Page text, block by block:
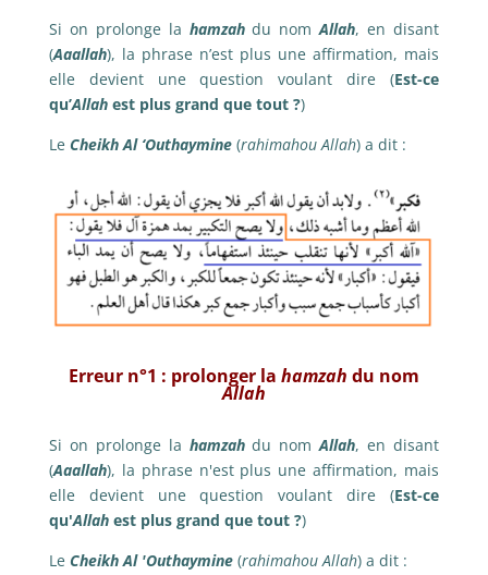
Si on prolonge la hamzahdu nomAllah, en disant
(Aaallah), la phrase n’est plus une affirmation, mais
elle devient une question voulant dire (Est-ce
qu’Allahest plus grand que tout ?)
Le Cheikh Al ‘Outhaymine(rahimahou Allah) a dit :
Erreur n°1 : prolonger la hamzah du nom
Allah
Si on prolonge la hamzahdu nomAllah, en disant
(Aaallah), la phrase n'est plus une affirmation, mais
elle devient une question voulant dire (Est-ce
qu'Allahest plus grand que tout ?)
Le Cheikh Al 'Outhaymine(rahimahou Allah) a dit :